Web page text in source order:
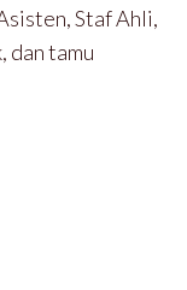
Staf Ahli,
dan tamu